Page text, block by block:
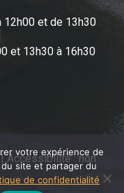
12h00 et de 13h30
et 13h30 à 16h30
Accessibilité : non
votre expérience de
site et partager du
de confidentialité